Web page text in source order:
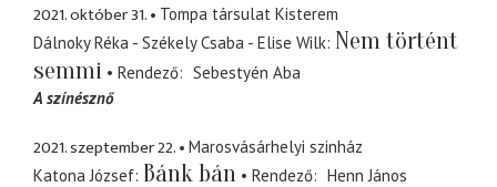
2021. október 31.
Tompa társulat Kisterem
Dálnoky Réka - Székely Csaba - Elise Wilk Nem történt
semmi
Rendező
Sebestyén Aba
A színésznő
2021. szeptember 22.
Marosvásárhelyi szinház
Katona József Bánk bán Rendező Henn János